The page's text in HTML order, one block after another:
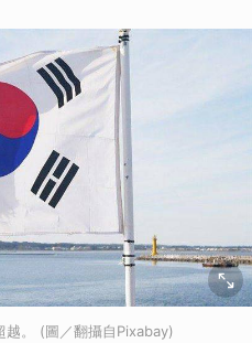
越。 (圖／翻攝自Pixabay)